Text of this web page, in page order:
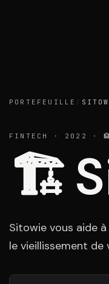
DIMA
PORTEFEUILLE /
FINTECH · 2022 ·
🏗️
Sitowie vous aide
le vieillissement